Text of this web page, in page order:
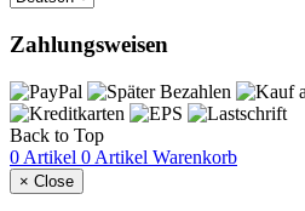
Zahlungsweisen
Back to Top
0 Artikel 0 Artikel Warenkorb
× Close